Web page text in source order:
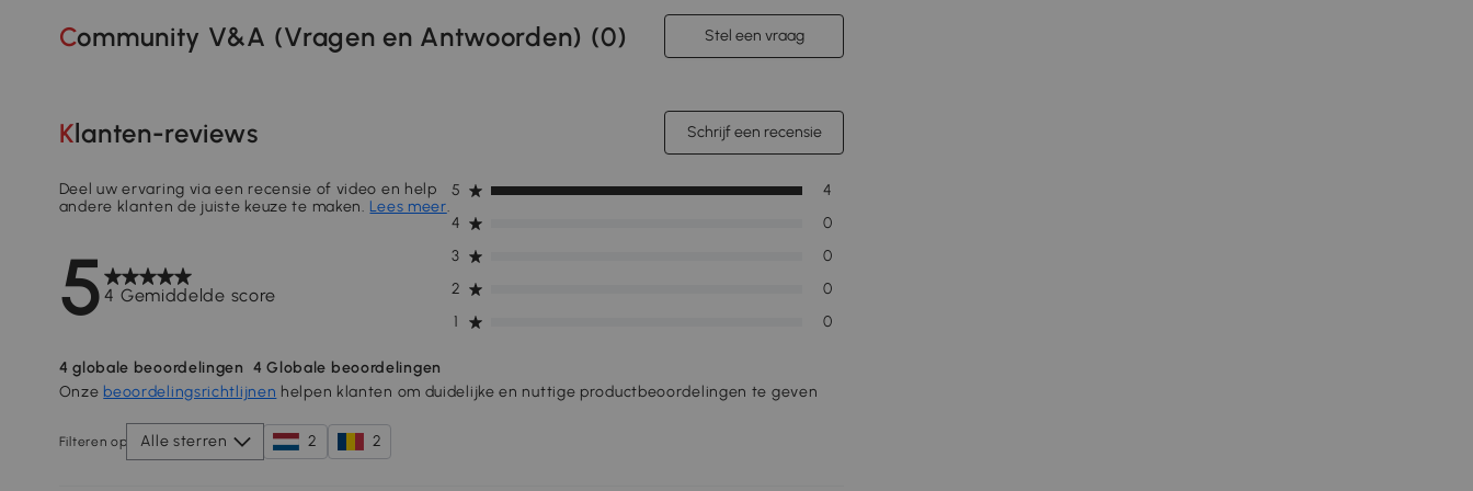
Community V&A (Vragen en Antwoorden) (0) Stel een vraag
Klanten-reviews Schrijf een recensie
54 Gemiddelde score
Deel uw ervaring via een recensie of video en help
andere klanten de juiste keuze te maken. Lees meer.
1 0
2 0
3 0
4 0
5 4
4 globale beoordelingen 4 Globale beoordelingen
Onze beoordelingsrichtlijnen helpen klanten om duidelijke en nuttige productbeoordelingen te geven
Filteren op Alle sterren 2 2